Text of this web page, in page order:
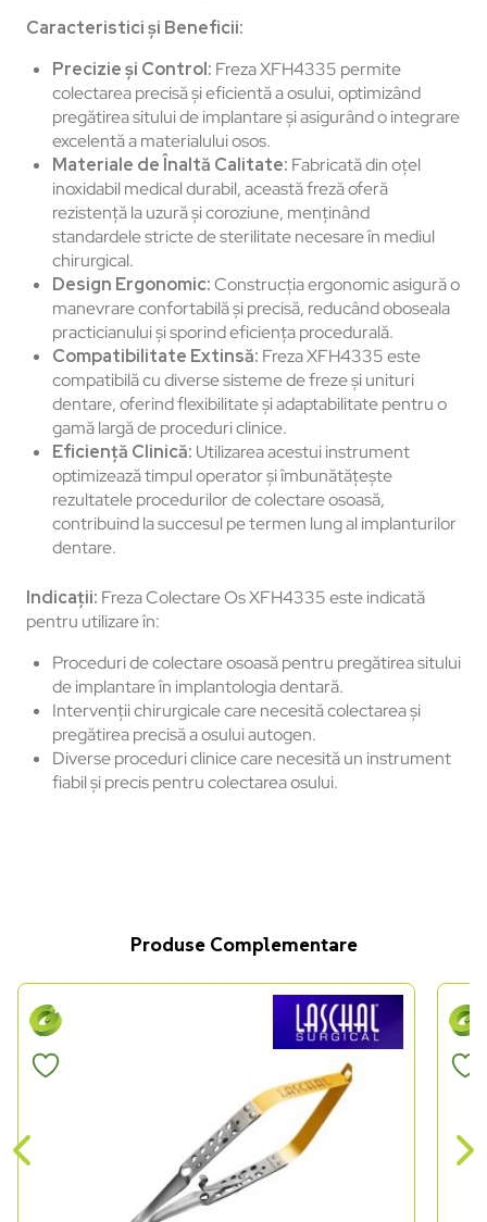
Caracteristici și Beneficii:
Precizie și Control: Freza XFH4335 permite
colectarea precisă și eficientă a osului, optimizând
pregătirea sitului de implantare și asigurând o integrare
excelentă a materialului osos.
Materiale de Înaltă Calitate: Fabricată din oțel
inoxidabil medical durabil, această freză oferă
rezistență la uzură și coroziune, menținând
standardele stricte de sterilitate necesare în mediul
chirurgical.
Design Ergonomic:Construcția ergonomic asigură o
manevrare confortabilă și precisă, reducând oboseala
practicianului și sporind eficiența procedurală.
Compatibilitate Extinsă: Freza XFH4335 este
compatibilă cu diverse sisteme de freze și unituri
dentare, oferind flexibilitate și adaptabilitate pentru o
gamă largă de proceduri clinice.
Eficiență Clinică: Utilizarea acestui instrument
optimizează timpul operator și îmbunătățește
rezultatele procedurilor de colectare osoasă,
contribuind la succesul pe termen lung al implanturilor
dentare.
Indicații: Freza Colectare Os XFH4335 este indicată
pentru utilizare în:
Proceduri de colectare osoasă pentru pregătirea sitului
de implantare în implantologia dentară.
Intervenții chirurgicale care necesită colectarea și
pregătirea precisă a osului autogen.
Diverse proceduri clinice care necesită un instrument
fiabil și precis pentru colectarea osului.
Produse Complementare